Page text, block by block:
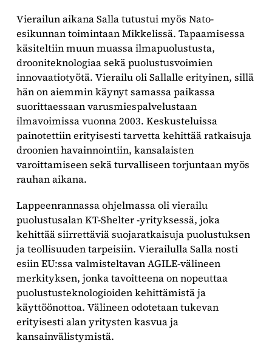
Vierailun aikana Salla tutustui myös Nato-
esikunnan toimintaan Mikkelissä. Tapaamisessa
käsiteltiin muun muassa ilmapuolustusta,
drooniteknologiaa sekä puolustusvoimien
innovaatiotyötä. Vierailu oli Sallalle erityinen, sillä
hän on aiemmin käynyt samassa paikassa
suorittaessaan varusmiespalvelustaan
ilmavoimissa vuonna 2003. Keskusteluissa
painotettiin erityisesti tarvetta kehittää ratkaisuja
droonien havainnointiin, kansalaisten
varoittamiseen sekä turvalliseen torjuntaan myös
rauhan aikana.
Lappeenrannassa ohjelmassa oli vierailu
puolustusalan KT-Shelter -yrityksessä, joka
kehittää siirrettäviä suojaratkaisuja puolustuksen
ja teollisuuden tarpeisiin. Vierailulla Salla nosti
esiin EU:ssa valmisteltavan AGILE-välineen
merkityksen, jonka tavoitteena on nopeuttaa
puolustusteknologioiden kehittämistä ja
käyttöönottoa. Välineen odotetaan tukevan
erityisesti alan yritysten kasvua ja
kansainvälistymistä.